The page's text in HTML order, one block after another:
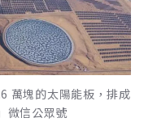
萬塊的太陽能板，排成
微信公眾號